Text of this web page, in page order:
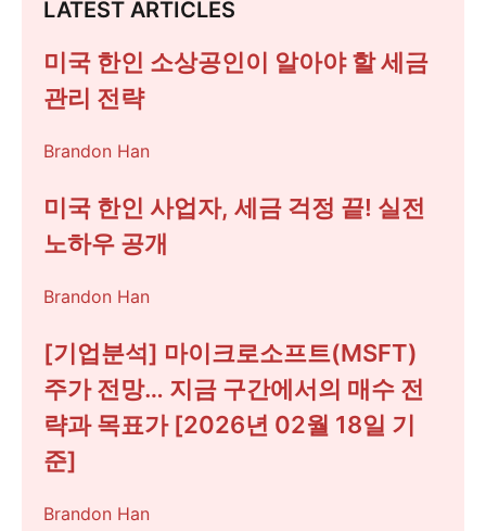
LATEST ARTICLES
미국 한인 소상공인이 알아야 할 세금
관리 전략
Brandon Han
미국 한인 사업자, 세금 걱정 끝! 실전
노하우 공개
Brandon Han
[기업분석] 마이크로소프트(MSFT)
주가 전망… 지금 구간에서의 매수 전
략과 목표가 [2026년 02월 18일 기
준]
Brandon Han